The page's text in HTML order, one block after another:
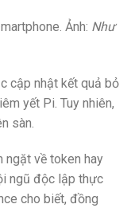
Ảnh: Như
cập nhật kết quả bỏ
yết Pi. Tuy nhiên,
sàn.
ngặt về token hay
ngũ độc lập thực
cho biết, đồng